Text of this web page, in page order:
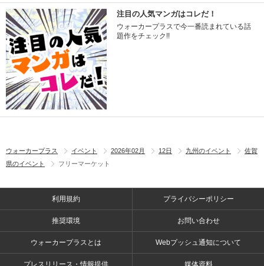
注目の人気マンガはコレだ！
ウォーカープラスで今一番読まれている話
題作をチェック!!
ウォーカープラス イベント 2026年02月 12日 九州のイベント
佐賀
県のイベント
フリーマーケット
利用規約 プライバシーポリシー
推奨環境 お問い合わせ
ウォーカープラスとは Webプッシュ通知について